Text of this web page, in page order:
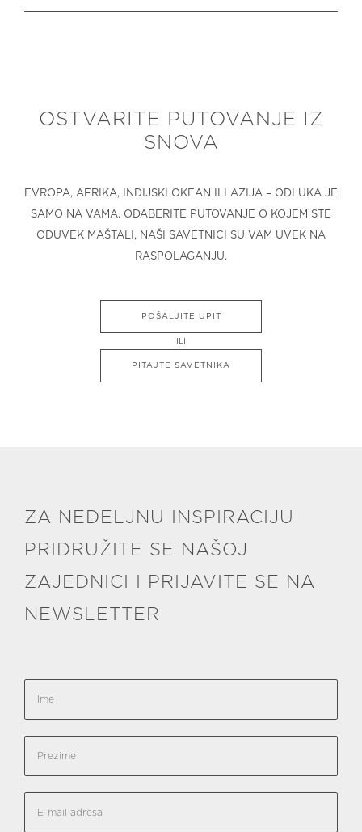
OSTVARITE PUTOVANJE IZ
SNOVA
EVROPA, AFRIKA, INDIJSKI OKEAN ILI AZIJA – ODLUKA JE
SAMO NA VAMA. ODABERITE PUTOVANJE O KOJEM STE
ODUVEK MAŠTALI, NAŠI SAVETNICI SU VAM UVEK NA
RASPOLAGANJU.
POŠALJITE UPIT
ILI
PITAJTE SAVETNIKA
ZA NEDELJNU INSPIRACIJU
PRIDRUŽITE SE NAŠOJ
ZAJEDNICI I PRIJAVITE SE NA
NEWSLETTER